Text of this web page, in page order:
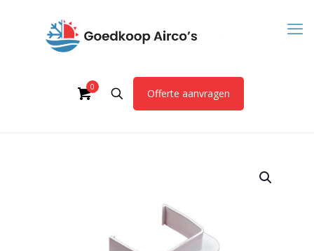
0
Offerte aanvragen